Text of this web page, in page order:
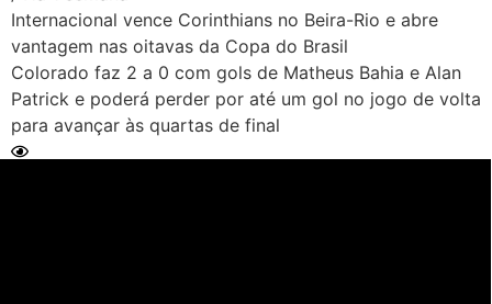
Internacional vence Corinthians no Beira-Rio e abre
vantagem nas oitavas da Copa do Brasil
Colorado faz 2 a 0 com gols de Matheus Bahia e Alan
Patrick e poderá perder por até um gol no jogo de volta
para avançar às quartas de final